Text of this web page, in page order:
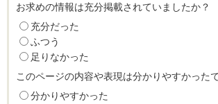
お求めの情報は充分掲載されていましたか？
充分だった
ふつう
足りなかった
このページの内容や表現は分かりやすかった
分かりやすかった